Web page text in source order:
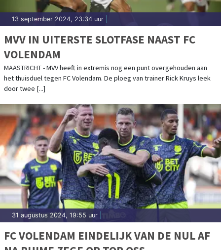
13 september 2024, 23:34 uur
MVV IN UITERSTE SLOTFASE NAAST FC
VOLENDAM
MAASTRICHT - MVV heeft in extremis nog een punt overgehouden aan
het thuisduel tegen FC Volendam. De ploeg van trainer Rick Kruys leek
door twee [...]
31 augustus 2024, 19:55 uur
FC VOLENDAM EINDELIJK VAN DE NUL AF